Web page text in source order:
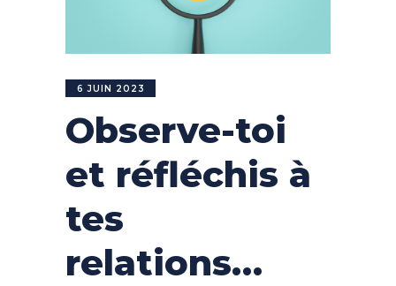
6 JUIN 2023
Observe-toi
et réfléchis à
tes
relations…